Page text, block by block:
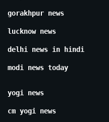
gorakhpur news
lucknow news
delhi news in hindi
modi news today
yogi news
cm yogi news